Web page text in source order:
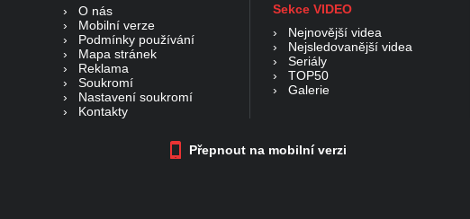
› O nás
› Mobilní verze
› Podmínky používání
› Mapa stránek
› Reklama
› Soukromí
› Nastavení soukromí
› Kontakty
Sekce VIDEO
› Nejnovější videa
› Nejsledovanější videa
› Seriály
› TOP50
› Galerie
Přepnout na mobilní verzi